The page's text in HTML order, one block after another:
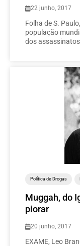
22 junho, 2017
Folha de S.
população
dos
Política de Drogas
Muggah, do
piorar
20 junho, 2017
EXAME, Leo